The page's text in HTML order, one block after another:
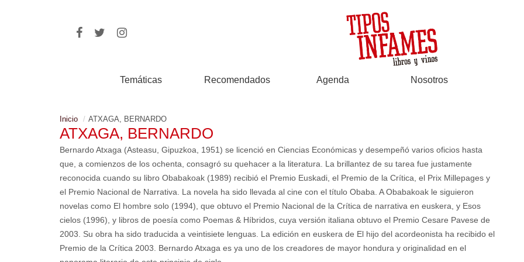
Temáticas Recomendados Agenda Nosotros
Inicio ATXAGA, BERNARDO
ATXAGA, BERNARDO
Bernardo Atxaga (Asteasu, Gipuzkoa, 1951) se licenció en Ciencias Económicas y desempeñó varios oficios hasta
que, a comienzos de los ochenta, consagró su quehacer a la literatura. La brillantez de su tarea fue justamente
reconocida cuando su libro Obabakoak (1989) recibió el Premio Euskadi, el Premio de la Crítica, el Prix Millepages y
el Premio Nacional de Narrativa. La novela ha sido llevada al cine con el título Obaba. A Obabakoak le siguieron
novelas como El hombre solo (1994), que obtuvo el Premio Nacional de la Crítica de narrativa en euskera, y Esos
cielos (1996), y libros de poesía como Poemas & Híbridos, cuya versión italiana obtuvo el Premio Cesare Pavese de
2003. Su obra ha sido traducida a veintisiete lenguas. La edición en euskera de El hijo del acordeonista ha recibido el
Premio de la Crítica 2003. Bernardo Atxaga es ya uno de los creadores de mayor hondura y originalidad en el